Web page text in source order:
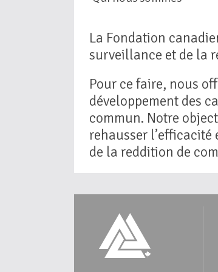
La Fondation
surveillance et de la
Pour ce faire, nous
développement des
commun. Notre
rehausser
de la reddition de